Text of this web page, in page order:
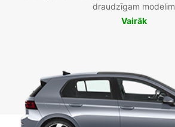
draudzīgam modelim
Vairāk